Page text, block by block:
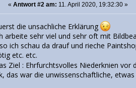
«Antwort #2 am: 11. April 2020, 19:32:30 »
die unsachliche Erklärung
arbeite sehr viel und sehr oft mit
ich schau da drauf und rieche
etc. etc.
Ziel : Ehrfurchtsvolles Niederknien vor
das war die unwissenschaftliche,